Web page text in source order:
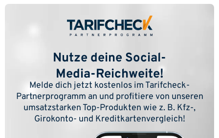
Nutze deine Social-
Media-Reichweite!
Melde dich jetzt kostenlos im Tarifcheck-
Partnerprogramm an und profitiere von unseren
umsatzstarken Top-Produkten wie z. B. Kfz-,
Girokonto- und Kreditkartenvergleich!